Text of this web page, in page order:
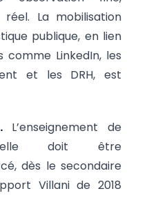
La mobilisation
publique, en lien
LinkedIn, les
et les DRH, est
L’enseignement de
doit être
dès le secondaire
Villani de 2018